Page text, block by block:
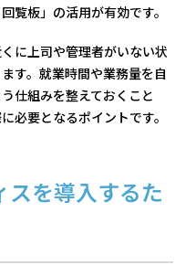
覧板」の活用が有効です。
に上司や管理者がいない状
す。就業時間や業務量を自
仕組みを整えておくこと
必要となるポイントです。
スを導入するた